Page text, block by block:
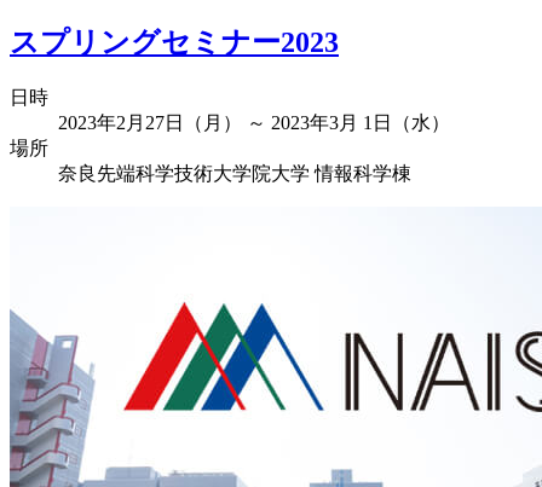
スプリングセミナー2023
日時
2023年2月27日（月） ～ 2023年3月 1日（水）
場所
奈良先端科学技術大学院大学 情報科学棟